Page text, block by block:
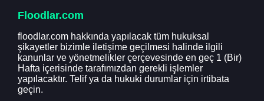
Floodlar.com
floodlar.com hakkında yapılacak tüm hukuksal
şikayetler bizimle iletişime geçilmesi halinde ilgili
kanunlar ve yönetmelikler çerçevesinde en geç 1 (Bir)
Hafta içerisinde tarafımızdan gerekli işlemler
yapılacaktır. Telif ya da hukuki durumlar için irtibata
geçin.